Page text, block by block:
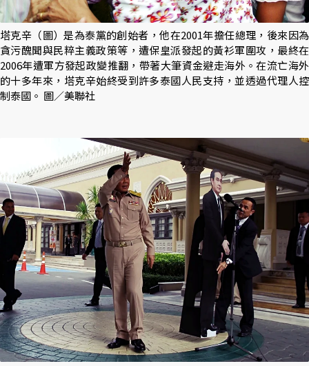
塔克辛（圖）是為泰黨的創始者，他在2001年擔任總理，後來因為
貪污醜聞與民粹主義政策等，遭保皇派發起的黃衫軍圍攻，最終在
2006年遭軍方發起政變推翻，帶著大筆資金避走海外。在流亡海外
的十多年來，塔克辛始終受到許多泰國人民支持，並透過代理人控
制泰國。 圖／美聯社